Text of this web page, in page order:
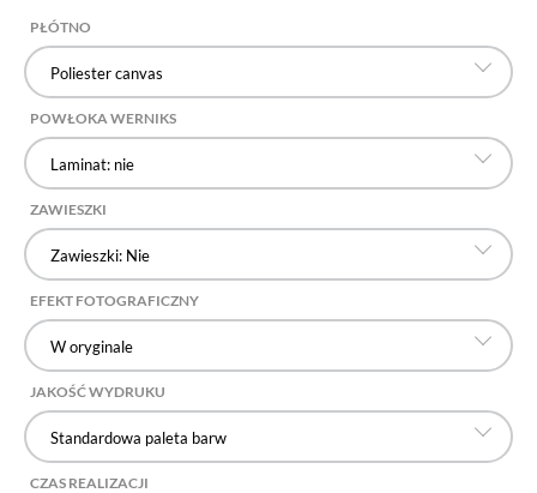
PŁÓTNO
Poliester canvas
POWŁOKA WERNIKS
Laminat: nie
ZAWIESZKI
Zawieszki: Nie
EFEKT FOTOGRAFICZNY
W oryginale
JAKOŚĆ WYDRUKU
Standardowa paleta barw
CZAS REALIZACJI